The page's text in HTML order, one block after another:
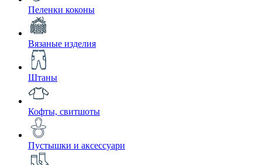
Пеленки коконы
Вязаные изделия
Штаны
Кофты, свитшоты
Пустышки и аксессуари